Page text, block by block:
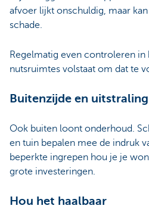
afvoer lijkt onschuldig, maar
schade.
Regelmatig even controleren in
nutsruimtes volstaat om dat te
Buitenzijde en uitstraling
Ook buiten loont onderhoud.
en tuin bepalen mee de indruk
beperkte ingrepen hou je je
grote investeringen.
Hou het haalbaar